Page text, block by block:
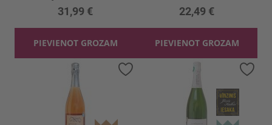
31,99 €
PIEVIENOT GROZAM
22,49 €
PIEVIENOT GROZAM
Pievienot vēlmju sarakstam